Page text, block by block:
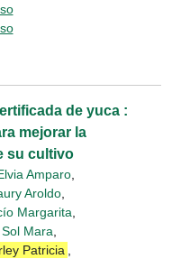
de yuca :
mejorar la
su cultivo
Amparo
Aroldo
Margarita
Mara
Patricia